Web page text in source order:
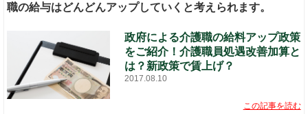
職の給与はどんどんアップしていくと考えられます。
政府による介護職の給料アップ政策
をご紹介！介護職員処遇改善加算と
は？新政策で賃上げ？
2017.08.10
この記事を読む